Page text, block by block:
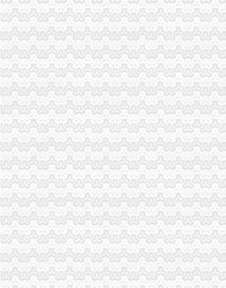
巫山局重庆代办公司四项措施确保完成
沙坪坝局重庆营业执照注销推行立体化
渝中局“三大抓手”重庆分公司注销深度
潼南局采取三条措施服务“三农”重庆公司
江北区把握“三个坚持”重庆分公司注销
财务装备处积开展“一讲二评三公示”重庆
巴南局采取“三路”重庆税务注销举措着力
黔江局“五字并举”重庆分公司注销狠抓微
开县局多措并举造工商所“软实力”重庆公
九龙坡局重庆分公司注销积索力推进微型
巫溪局紧扣“三个三”重庆分公司注销创新
市重庆营业执照注销局副局长陈速到巴南
外资处支部“四个结合”重庆公司注销扎实
合同处支部深入开展“唱读讲”重庆税务注
云局重庆代办公司四项措施狠抓信息化数